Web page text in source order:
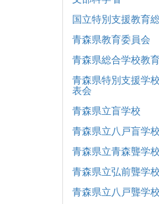
国立特別支援教育
青森県教育委員会
青森県総合学校教
青森県特別支援学
表会
青森県立盲学校
青森県立八戸盲学校
青森県立青森聾学校
青森県立弘前聾学校
青森県立八戸聾学校